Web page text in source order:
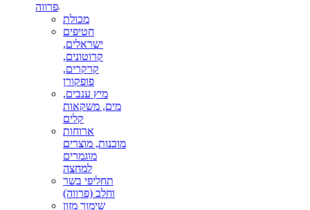
פרווה
מכולת
חטיפים
ישראלים,
קרוטונים,
קרקרים,
פופקורן
מיץ ענבים,
מים, משקאות
קלים
ארוחות
מוכנות, מוצרים
מוגמרים
למחצה
תחליפי בשר
וחלב (פרווה)
שימור מזון